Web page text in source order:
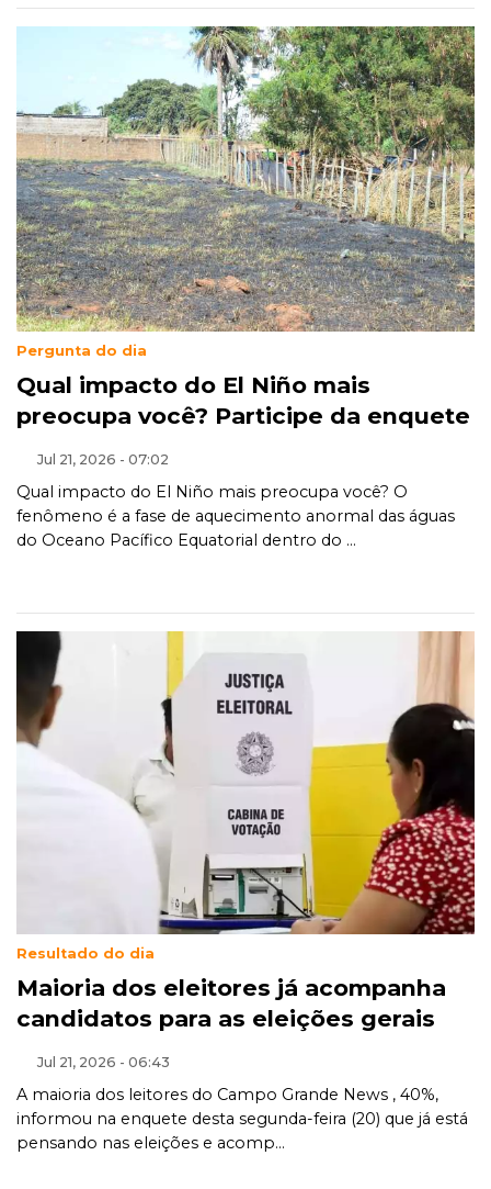
Pergunta do dia
Qual impacto do El Niño mais
preocupa você? Participe da enquete
Jul 21, 2026 - 07:02
Qual impacto do El Niño mais preocupa você? O
fenômeno é a fase de aquecimento anormal das águas
do Oceano Pacífico Equatorial dentro do ...
Resultado do dia
Maioria dos eleitores já acompanha
candidatos para as eleições gerais
Jul 21, 2026 - 06:43
A maioria dos leitores do Campo Grande News , 40%,
informou na enquete desta segunda-feira (20) que já está
pensando nas eleições e acomp...